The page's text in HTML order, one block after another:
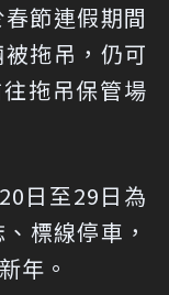
節連假期間
拖吊，仍可
拖吊保管場
日至29日為
標線停車，
年。